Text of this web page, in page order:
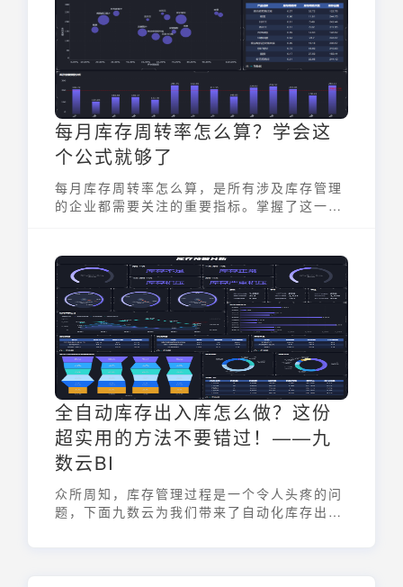
您玩转电商数据，实现业绩增长。
每月库存周转率怎么算？学会这
个公式就够了
每月库存周转率怎么算，是所有涉及库存管理
的企业都需要关注的重要指标。掌握了这一计
力。通过借助先进的BI工具如九数云，企业能
够实时掌握库存动态，快速响应市场变化，从
而在激烈的市场竞争中占得先机。
全自动库存出入库怎么做？这份
超实用的方法不要错过！——九
数云BI
众所周知，库存管理过程是一个令人头疼的问
题，下面九数云为我们带来了自动化库存出入